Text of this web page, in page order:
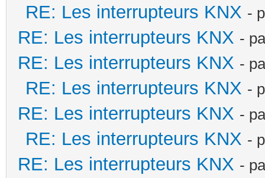
RE: Les interrupteurs KNX -
RE: Les interrupteurs KNX -
RE: Les interrupteurs KNX -
RE: Les interrupteurs KNX -
RE: Les interrupteurs KNX -
RE: Les interrupteurs KNX -
RE: Les interrupteurs KNX -